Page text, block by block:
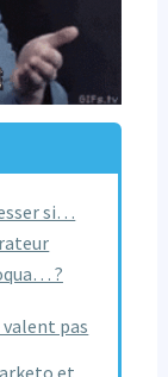
si…
?
pas
et